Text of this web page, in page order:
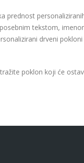
prednost
posebnim tekstom,
drveni
poklon koji će